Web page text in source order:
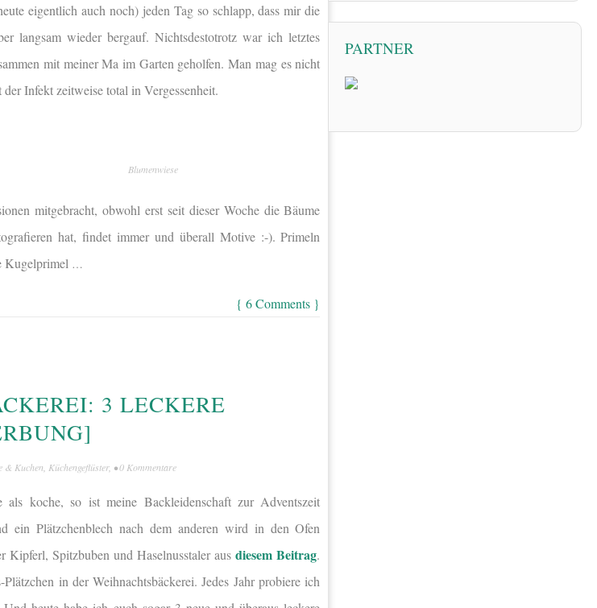
eigentlich auch noch) jeden Tag so schlapp, dass mir die
langsam wieder bergauf. Nichtsdestotrotz war ich letztes
mit meiner Ma im Garten geholfen. Man mag es nicht
Infekt zeitweise total in Vergessenheit.
Blumenwiese
mitgebracht, obwohl erst seit dieser Woche die Bäume
hat, findet immer und überall Motive :-). Primeln
Kugelprimel …
{ 6 Comments }
3 LECKERE
& Kuchen Küchengeflüster, •0 Kommentare
koche, so ist meine Backleidenschaft zur Adventszeit
ein Plätzchenblech nach dem anderen wird in den Ofen
Kipferl, Spitzbuben und Haselnusstaler ausdiesem Beitrag.
in der Weihnachtsbäckerei. Jedes Jahr probiere ich
PARTNER